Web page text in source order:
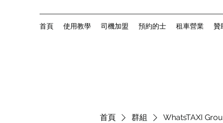
首頁 使用教學 司機加盟 預約的士 租車營業 贊
首頁 群組 WhatsTAXI